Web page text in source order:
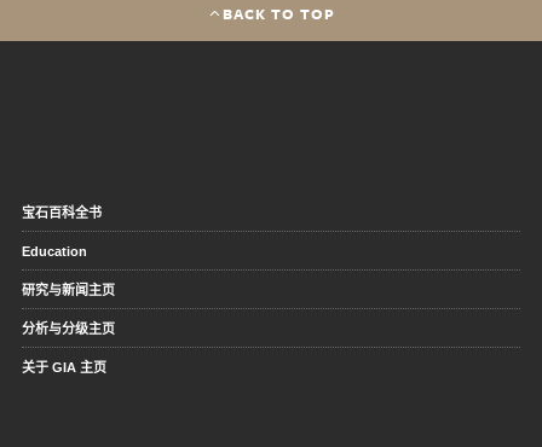
BACK TO TOP
宝石百科全书
Education
研究与新闻主页
分析与分级主页
关于 GIA 主页